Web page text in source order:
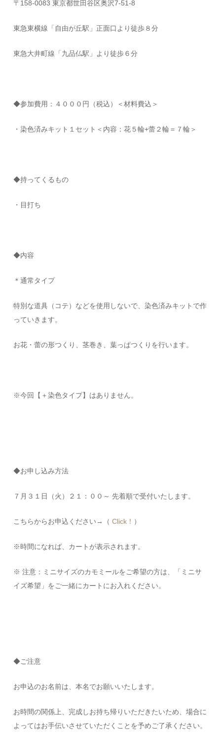
〒158-0083 東京都世田谷区奥沢7-51-8
東急東横線「自由が丘駅」正面口より徒歩８分
東急大井町線「九品仏駅」より徒歩６分
◆参加費用：４０００円（税込）＜材料費込＞
・染色済みキット１セット＜内容：花５輪+蕾２輪＝７輪＞
◆持ってくるもの
・目打ち
◆内容
＊通常タイプ
特別な道具（コテ）などを使用しないで、染色済みキットで作
っていきます。
お花・蕾の形つくり、茎巻き、葉っぱつくりを行います。
※今回【＋染色タイプ】はありません。
◆お申し込み方法
７月３１日（火）２１：００～ 先着順で受付いたします。
こちらからお申込ください→（Click！ ）
※時間になれば、カートが表示されます。
※ 注意：ミニサイズのカモミールをご希望の方は、「ミニサ
イズ希望」をご一緒にカートにお入れください。
◆ご注意
お申込のお名前は、本名でお願いいたします。
お時間の関係上、完成しお持ち帰りいただきたいため、場合に
よってはお手伝いさせていただくことを予めご了承ください。